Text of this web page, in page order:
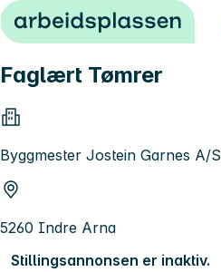
Hopp til innhold
Faglært Tømrer
Byggmester Jostein Garnes A/S
5260 Indre Arna
Stillingsannonsen er inaktiv.